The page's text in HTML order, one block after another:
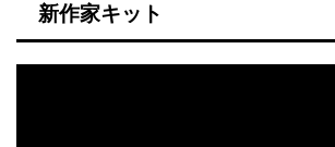
新作家キット